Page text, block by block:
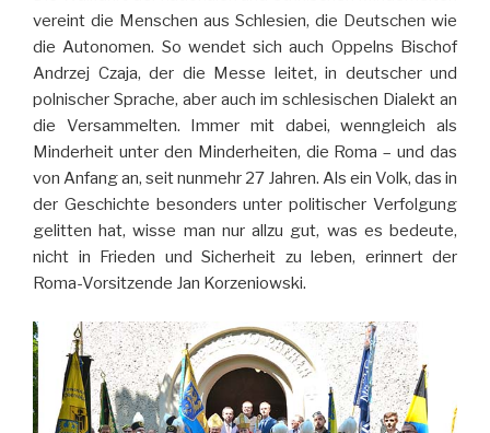
vereint die Menschen aus Schlesien, die Deutschen wie
die Autonomen. So wendet sich auch Oppelns Bischof
Andrzej Czaja, der die Messe leitet, in deutscher und
polnischer Sprache, aber auch im schlesischen Dialekt an
die Versammelten. Immer mit dabei, wenngleich als
Minderheit unter den Minderheiten, die Roma – und das
von Anfang an, seit nunmehr 27 Jahren. Als ein Volk, das in
der Geschichte besonders unter politischer Verfolgung
gelitten hat, wisse man nur allzu gut, was es bedeute,
nicht in Frieden und Sicherheit zu leben, erinnert der
Roma-Vorsitzende Jan Korzeniowski.